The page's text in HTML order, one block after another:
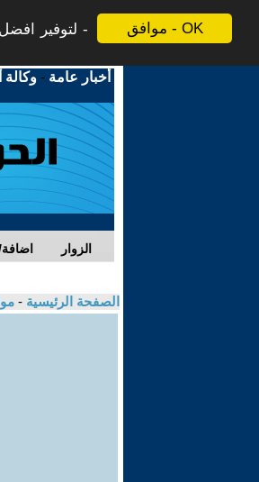
موافق - OK
لتوفير
أخبار عامة -وكالة
الزوار
الصفحة الرئيسية -